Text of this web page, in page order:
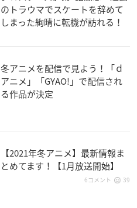
のトラウマでスケートを辞めて
しまった絢晴に転機が訪れる！
冬アニメを配信で見よう！「ｄ
アニメ」「GYAO!」で配信され
る作品が決定
【2021年冬アニメ】最新情報ま
とめてます！【1月放送開始】
6コメント 39